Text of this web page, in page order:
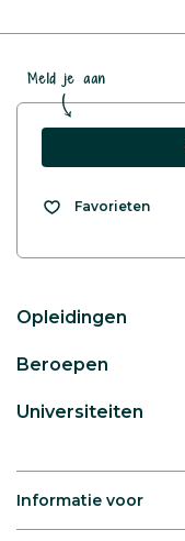
Meld je aan
Favorieten
Opleidingen
Beroepen
Universiteiten
Informatie voor